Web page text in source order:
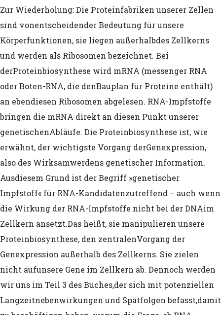
Hunderten von bekannten
Ereignissen für die Pfizer CoV-2
Warum COVID-Ärzte nach dem
angeklagt werden können
(Verfassungswidrige) Zensur der
durch Regierung/Geheimdienste
Dr. Rainer Funk – International
University (IPU): Der autoritäre
Fromm
Das „Fact Check Team“ von Reuters
Schluss: Der Impfstoff COVID-19 von
Johnson wurde 1985 unter
hergestellt, die von einem
stammen
Zur Wiederholung: Die Proteinfabriken unserer Zellen
sind vonentscheidender Bedeutung für unsere
Körperfunktionen, sie liegen außerhalbdes Zellkerns
und werden als Ribosomen bezeichnet. Bei
derProteinbiosynthese wird mRNA (messenger RNA
oder Boten-RNA, die denBauplan für Proteine enthält)
an ebendiesen Ribosomen abgelesen. RNA-Impfstoffe
bringen die mRNA direkt an diesen Punkt unserer
genetischenAbläufe. Die Proteinbiosynthese ist, wie
erwähnt, der wichtigste Vorgang derGenexpression,
also des Wirksamwerdens genetischer Information.
Ausdiesem Grund ist der Begriff »genetischer
Impfstoff« für RNA-Kandidatenzutreffend – auch wenn
die Wirkung der RNA-Impfstoffe nicht bei der DNAim
Zellkern ansetzt.Das heißt, sie manipulieren unsere
Proteinbiosynthese, den zentralenVorgang der
Genexpression außerhalb des Zellkerns. Sie zielen
nicht aufunsere Gene im Zellkern ab. Dennoch werden
wir uns im Teil 3 des Buches,der sich mit potenziellen
Langzeitnebenwirkungen und Spätfolgen befasst,damit